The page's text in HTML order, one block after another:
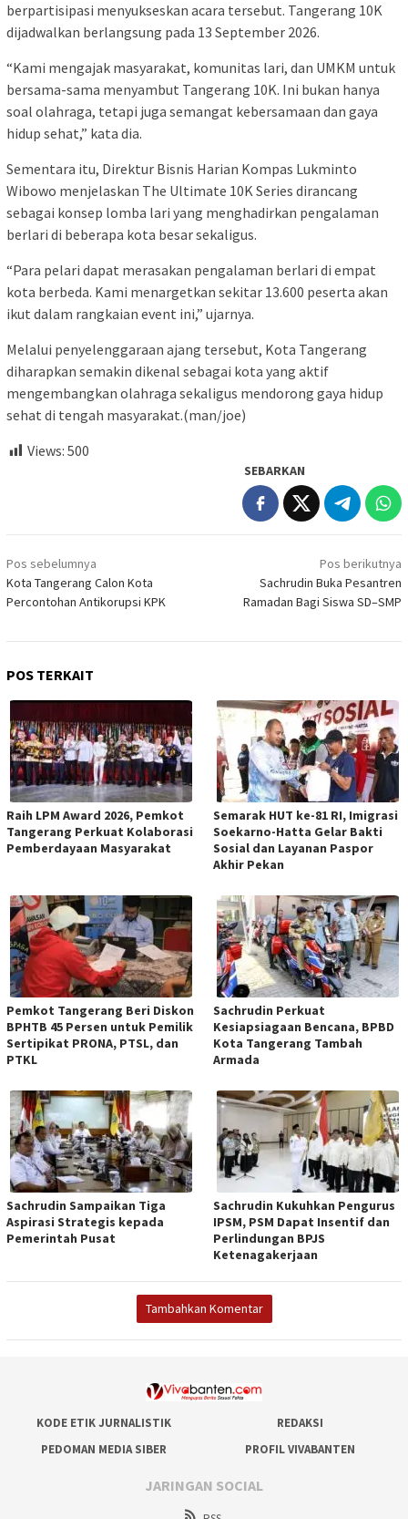
berpartisipasi menyukseskan acara tersebut. Tangerang 10K
dijadwalkan berlangsung pada 13 September 2026.
“Kami mengajak masyarakat, komunitas lari, dan UMKM untuk
bersama-sama menyambut Tangerang 10K. Ini bukan hanya
soal olahraga, tetapi juga semangat kebersamaan dan gaya
hidup sehat,” kata dia.
Sementara itu, Direktur Bisnis Harian Kompas Lukminto
Wibowo menjelaskan The Ultimate 10K Series dirancang
sebagai konsep lomba lari yang menghadirkan pengalaman
berlari di beberapa kota besar sekaligus.
“Para pelari dapat merasakan pengalaman berlari di empat
kota berbeda. Kami menargetkan sekitar 13.600 peserta akan
ikut dalam rangkaian event ini,” ujarnya.
Melalui penyelenggaraan ajang tersebut, Kota Tangerang
diharapkan semakin dikenal sebagai kota yang aktif
mengembangkan olahraga sekaligus mendorong gaya hidup
sehat di tengah masyarakat.(man/joe)
Views: 500
SEBARKAN
Navigasi
pos
Pos sebelumnya
Kota Tangerang Calon Kota
Percontohan Antikorupsi KPK
Pos berikutnya
Sachrudin Buka Pesantren
Ramadan Bagi Siswa SD–SMP
POS TERKAIT
Raih LPM Award 2026, Pemkot
Tangerang Perkuat Kolaborasi
Pemberdayaan Masyarakat
Semarak HUT ke-81 RI, Imigrasi
Soekarno-Hatta Gelar Bakti
Sosial dan Layanan Paspor
Akhir Pekan
Pemkot Tangerang Beri Diskon
BPHTB 45 Persen untuk Pemilik
Sertipikat PRONA, PTSL, dan
PTKL
Sachrudin Perkuat
Kesiapsiagaan Bencana, BPBD
Kota Tangerang Tambah
Armada
Sachrudin Sampaikan Tiga
Aspirasi Strategis kepada
Pemerintah Pusat
Sachrudin Kukuhkan Pengurus
IPSM, PSM Dapat Insentif dan
Perlindungan BPJS
Ketenagakerjaan
Tambahkan Komentar
KODE ETIK JURNALISTIK
REDAKSI
PEDOMAN MEDIA SIBER
PROFIL VIVABANTEN
JARINGAN SOCIAL